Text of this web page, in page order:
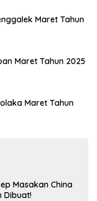
Maret Tahun
Maret Tahun 2025
Maret Tahun
Masakan China
Dibuat!